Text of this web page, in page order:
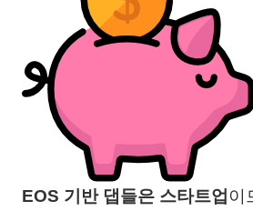
EOS 기반 댑들은 스타트업 이